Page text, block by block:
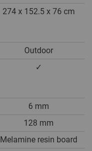
274 x 152.5 x 76 cm
Outdoor
✓
6 mm
128 mm
Melamine resin board